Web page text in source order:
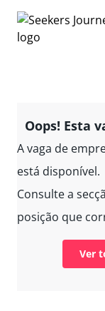
Oops! Esta
A vaga de
está disponível.
Consulte a
posição que
Ver